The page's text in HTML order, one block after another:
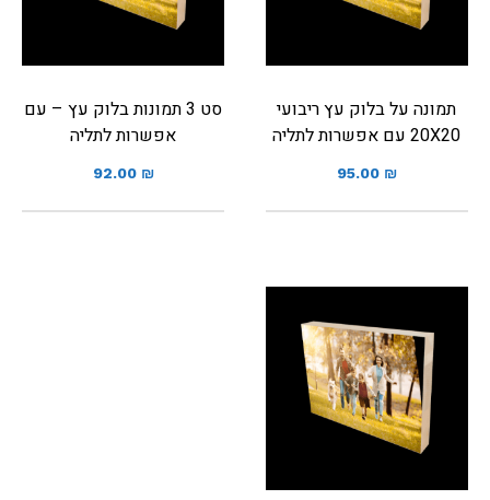
תמונה על בלוק עץ ריבועי
20X20 עם אפשרות לתליה
95.00 ₪
סט 3 תמונות בלוק עץ – עם
אפשרות לתליה
92.00 ₪